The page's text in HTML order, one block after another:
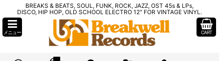
BREAKS & BEATS, SOUL, FUNK, ROCK, JAZZ, OST 45s & LPs,
DISCO, HIP HOP, OLD SCHOOL ELECTRO 12" FOR VINTAGE VINYL.
メニュー CART